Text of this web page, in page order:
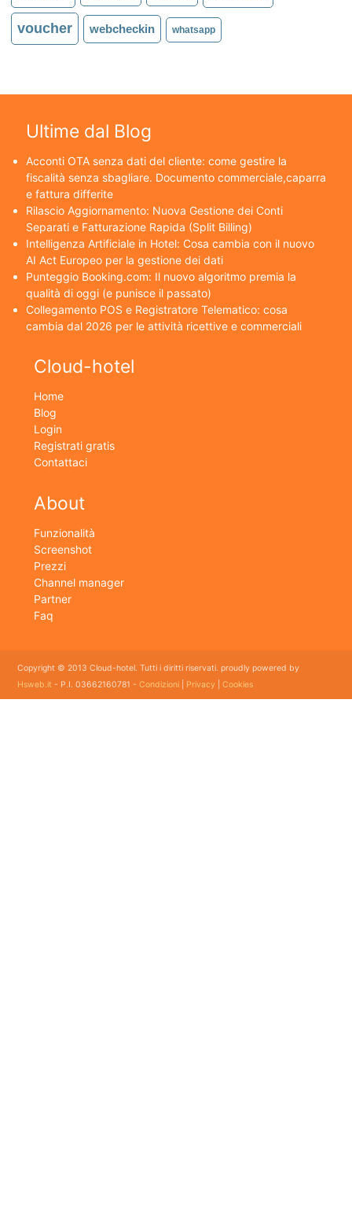
voucher webcheckin whatsapp
Ultime dal Blog
Acconti OTA senza dati del cliente: come gestire la
fiscalità senza sbagliare. Documento commerciale,caparra
e fattura differite
Rilascio Aggiornamento: Nuova Gestione dei Conti
Separati e Fatturazione Rapida (Split Billing)
Intelligenza Artificiale in Hotel: Cosa cambia con il nuovo
AI Act Europeo per la gestione dei dati
Punteggio Booking.com: Il nuovo algoritmo premia la
qualità di oggi (e punisce il passato)
Collegamento POS e Registratore Telematico: cosa
cambia dal 2026 per le attività ricettive e commerciali
Cloud-hotel
Home
Blog
Login
Registrati gratis
Contattaci
About
Funzionalità
Screenshot
Prezzi
Channel manager
Partner
Faq
Copyright © 2013 Cloud-hotel. Tutti i diritti riservati. proudly powered by
Hsweb.it - P.I. 03662160781 -Condizioni Privacy |Cookies